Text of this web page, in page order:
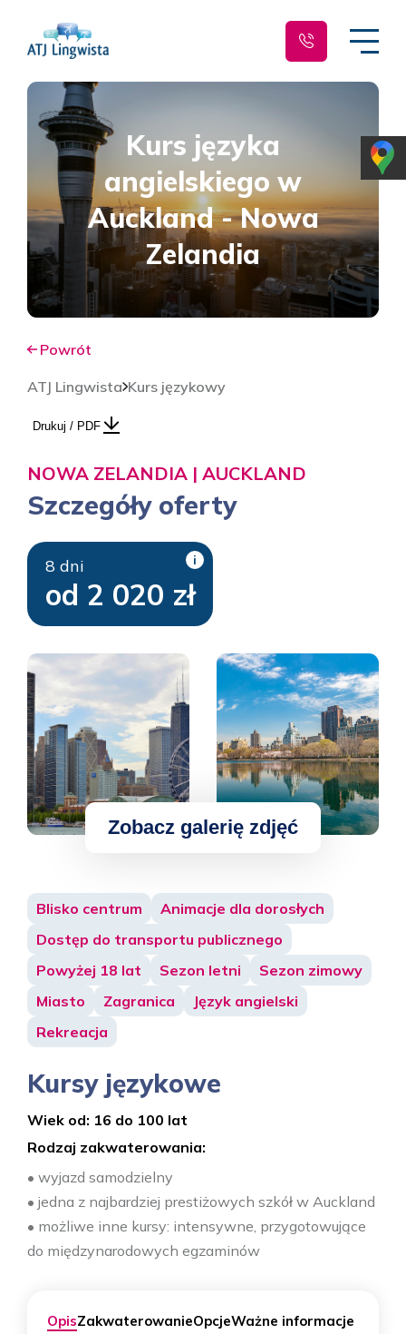
Kurs języka
angielskiego w
Auckland - Nowa
Zelandia
Powrót
ATJ Lingwista Kurs językowy
Drukuj / PDF
NOWA ZELANDIA | AUCKLAND
Szczegóły oferty
8 dni
od 2 020 zł
i
Blisko centrum
Animacje dla dorosłych
Dostęp do transportu publicznego
Powyżej 18 lat
Sezon letni
Sezon zimowy
Miasto
Zagranica
Język angielski
Rekreacja
Kursy językowe
Wiek od: 16 do 100 lat
Rodzaj zakwaterowania:
• wyjazd samodzielny
• jedna z najbardziej prestiżowych szkół w Auckland
• możliwe inne kursy: intensywne, przygotowujące
do międzynarodowych egzaminów
OpisZakwaterowanieOpcjeWażne informacje